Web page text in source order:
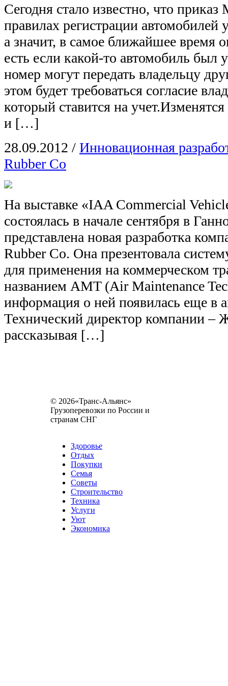
Сегодня стало известно, что
правилах регистрации автомобилей
а значит, в самое ближайшее время
есть если какой-то автомобиль был
номер могут передать владельцу
этом будет требоваться согласие
который ставится на
и […]
28.09.2012 / Инновационная
Rubber Co
На выставке «IAA Commercial
состоялась в начале сентября в
представлена новая разработка
Rubber Co. Она презентовала
для применения на коммерческом
названием AMT (Air Maintenance
информация о ней появилась еще в
Технический директор компании –
рассказывая […]
© 2026«Транс-Альянс»
Грузоперевозки по России и
странам СНГ
Здоровье
Отдых
Покупки
Семья
Советы
Строительство
Техника
Услуги
Уют
Экономика